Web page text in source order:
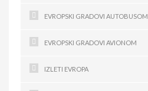
EVROPSKI GRADOVI AUTOBUSOM
EVROPSKI GRADOVI AVIONOM
IZLETI EVROPA